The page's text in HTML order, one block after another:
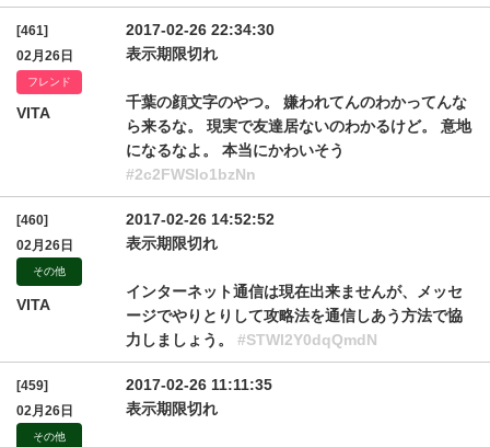
[461]
02月26日
フレンド
VITA
2017-02-26 22:34:30
表示期限切れ
千葉の顔文字のやつ。 嫌われてんのわかってんな
ら来るな。 現実で友達居ないのわかるけど。 意地
になるなよ。 本当にかわいそう
#2c2FWSlo1bzNn
[460]
02月26日
その他
VITA
2017-02-26 14:52:52
表示期限切れ
インターネット通信は現在出来ませんが、メッセ
ージでやりとりして攻略法を通信しあう方法で協
力しましょう。 #STWl2Y0dqQmdN
[459]
02月26日
その他
2017-02-26 11:11:35
表示期限切れ